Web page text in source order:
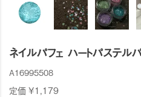
ネイルパフェ ハートパステル
A16995508
定価¥1,179